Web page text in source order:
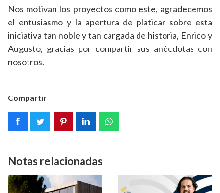
Nos motivan los proyectos como este, agradecemos
el entusiasmo y la apertura de platicar sobre esta
iniciativa tan noble y tan cargada de historia, Enrico y
Augusto, gracias por compartir sus anécdotas con
nosotros.
Compartir
Notas relacionadas